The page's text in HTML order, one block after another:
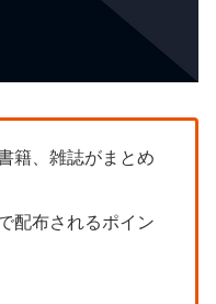
籍、雑誌がまとめ
配布されるポイン